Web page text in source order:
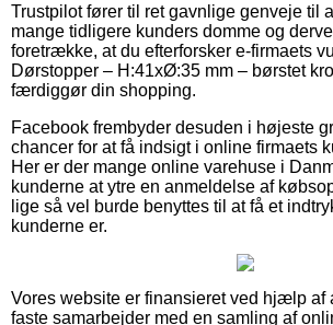
Trustpilot fører til ret gavnlige genveje til
mange tidligere kunders domme og
foretrække, at du efterforsker e-firmaets
Dørstopper – H:41xØ:35 mm – børstet
færdiggør din shopping.
Facebook frembyder desuden i højeste
chancer for at få indsigt i online firmaets
Her er der mange online varehuse i
kunderne at ytre en anmeldelse af
lige så vel burde benyttes til at få et
kunderne er.
Vores website er finansieret ved hjælp af
faste samarbejder med en samling af